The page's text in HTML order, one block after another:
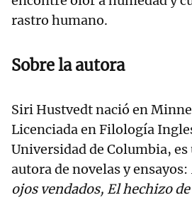
rastro humano.
Sobre la autora
Siri Hustvedt nació en
Licenciada en Filología
Universidad de Columbia, es
autora de novelas y ensayos:
ojos vendados, El hechizo